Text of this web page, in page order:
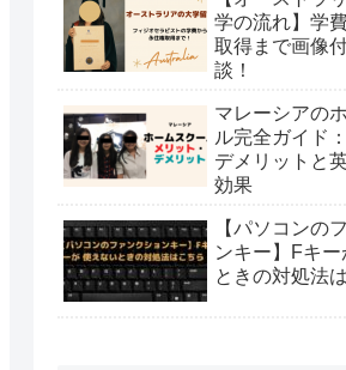
学の流れ】学
取得まで画像
談！
マレーシアの
ル完全ガイド
デメリットと
効果
【パソコンの
ンキー】Fキ
ときの対処法